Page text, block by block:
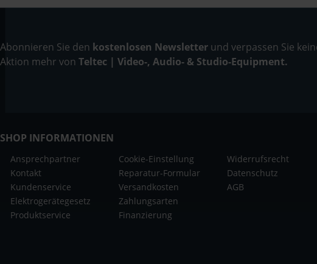
Abonnieren Sie den kostenlosen Newsletter und verpassen Sie
Aktion mehr von Teltec | Video-, Audio- & Studio-Equipment.
SHOP INFORMATIONEN
Ansprechpartner
Kontakt
Kundenservice
Elektrogerätegesetz
Produktservice
Cookie-Einstellung
Reparatur-Formular
Versandkosten
Zahlungsarten
Finanzierung
Widerrufsrecht
Datenschutz
AGB